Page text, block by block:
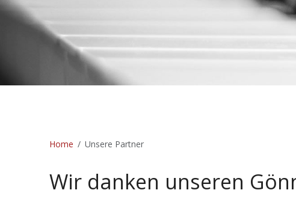
Home Unsere Partner
Wir danken unseren